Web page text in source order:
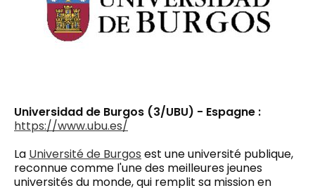
Universidad de Burgos (3/UBU) - Espagne :
https://www.ubu.es/
La Université de Burgos est une université publique,
reconnue comme l'une des meilleures jeunes
universités du monde, qui remplit sa mission en